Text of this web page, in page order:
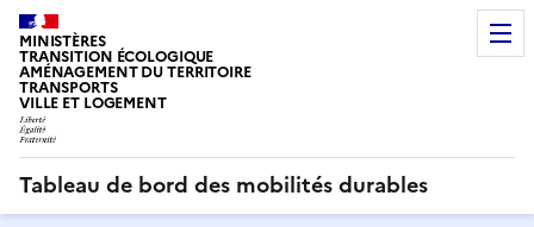
MINISTÈRES
TRANSITION ÉCOLOGIQUE
AMÉNAGEMENT DU TERRITOIRE
TRANSPORTS
VILLE ET LOGEMENT
Tableau de bord des mobilités durables